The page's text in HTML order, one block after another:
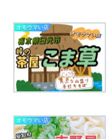
オモウマい店
オモウマい店